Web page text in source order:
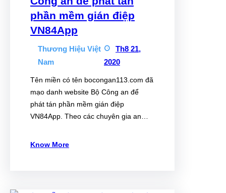
phần mềm gián điệp
VN84App
Thương Hiệu Việt
Nam
Th8 21,
2020
Tên miền có tên bocongan113.com đã
mạo danh website Bộ Công an để
phát tán phần mềm gián điệp
VN84App. Theo các chuyên gia an…
Know More